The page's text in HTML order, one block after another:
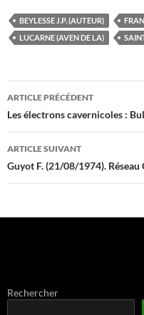
BEYLESSE J.P. (AUTEUR)
LUCARNE (AVEN DE LA)
Navigation
des
articles
ARTICLE PRÉCÉDENT
Les électrons cavernicoles :
ARTICLE SUIVANT
Guyot F. (21/08/1974).
Rechercher